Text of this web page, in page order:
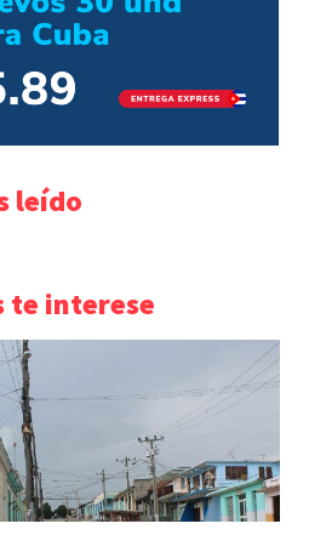
leído
te interese